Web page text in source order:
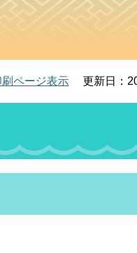
ページ表示 更新日：